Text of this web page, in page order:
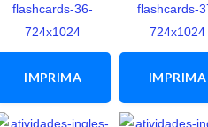
IMPRIMA IMPRIMA